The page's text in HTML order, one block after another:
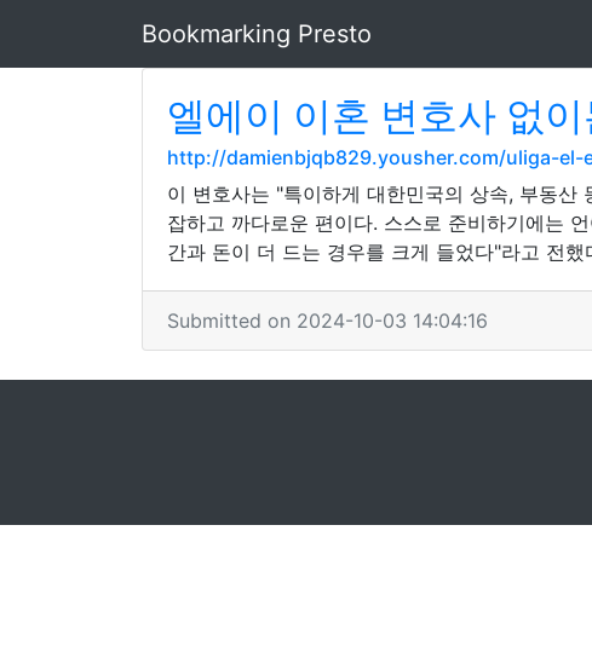
Bookmarking Presto
엘에이 이혼 변호사 없
http://damienbjqb829.yousher.com/uliga-
이 변호사는 "특이하게 대한민국의 상속, 부동
잡하고 까다로운 편이다. 스스로 준비하기에는
간과 돈이 더 드는 경우를 크게 들었다"라고 전했
Submitted on 2024-10-03 14:04:16